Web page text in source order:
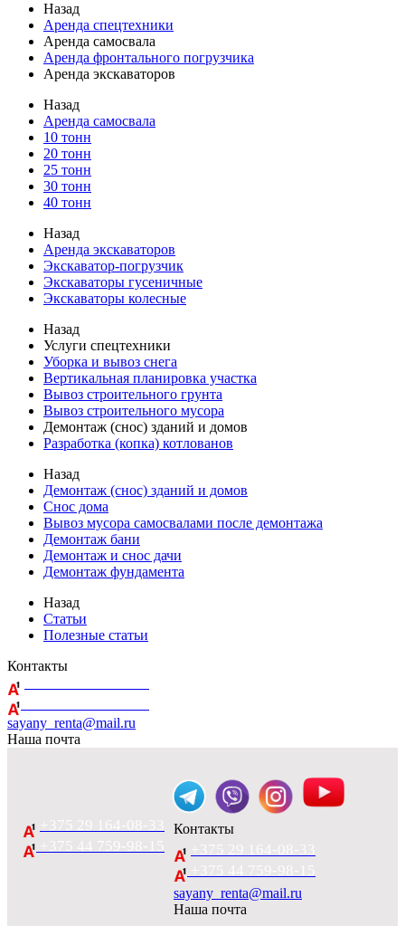
Назад
Аренда спецтехники
Аренда самосвала
Аренда фронтального погрузчика
Аренда экскаваторов
Назад
Аренда самосвала
10 тонн
20 тонн
25 тонн
30 тонн
40 тонн
Назад
Аренда экскаваторов
Экскаватор-погрузчик
Экскаваторы гусеничные
Экскаваторы колесные
Назад
Услуги спецтехники
Уборка и вывоз снега
Вертикальная планировка участка
Вывоз строительного грунта
Вывоз строительного мусора
Демонтаж (снос) зданий и домов
Разработка (копка) котлованов
Назад
Демонтаж (снос) зданий и домов
Снос дома
Вывоз мусора самосвалами после демонтажа
Демонтаж бани
Демонтаж и снос дачи
Демонтаж фундамента
Назад
Статьи
Полезные статьи
Контакты
sayany_renta@mail.ru
Наша почта
+375 29 164-08-33
+375 44 759-98-15
Контакты
+375 29 164-08-33
+375 44 759-98-15
sayany_renta@mail.ru
Наша почта